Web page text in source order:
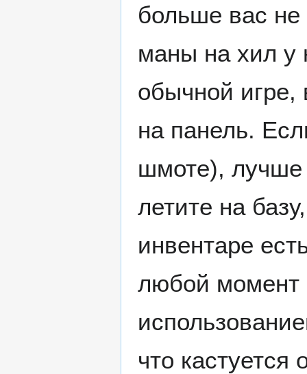
больше вас
маны на хил у
обычной игре,
на панель.
шмоте), лучше
летите на
инвентаре
любой момент
что кастуется